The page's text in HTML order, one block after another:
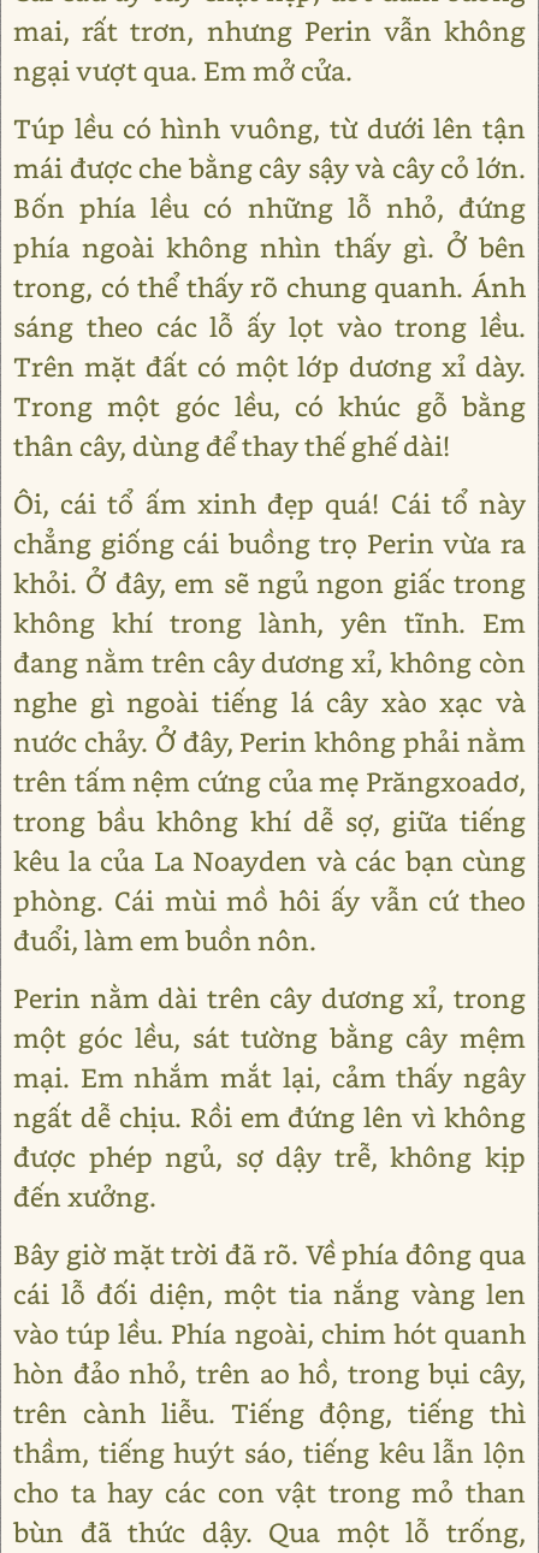
mai, rất trơn, nhưng Perin vẫn không
ngại vượt qua. Em mở cửa.
Túp lều có hình vuông, từ dưới lên tận
mái được che bằng cây sậy và cây cỏ lớn.
Bốn phía lều có những lỗ nhỏ, đứng
phía ngoài không nhìn thấy gì. Ở bên
trong, có thể thấy rõ chung quanh. Ánh
sáng theo các lỗ ấy lọt vào trong lều.
Trên mặt đất có một lớp dương xỉ dày.
Trong một góc lều, có khúc gỗ bằng
thân cây, dùng để thay thế ghế dài!
Ôi, cái tổ ấm xinh đẹp quá! Cái tổ này
chẳng giống cái buồng trọ Perin vừa ra
khỏi. Ở đây, em sẽ ngủ ngon giấc trong
không khí trong lành, yên tĩnh. Em
đang nằm trên cây dương xỉ, không còn
nghe gì ngoài tiếng lá cây xào xạc và
nước chảy. Ở đây, Perin không phải nằm
trên tấm nệm cứng của mẹ Prăngxoadơ,
trong bầu không khí dễ sợ, giữa tiếng
kêu la của La Noayden và các bạn cùng
phòng. Cái mùi mồ hôi ấy vẫn cứ theo
đuổi, làm em buồn nôn.
Perin nằm dài trên cây dương xỉ, trong
một góc lều, sát tường bằng cây mệm
mại. Em nhắm mắt lại, cảm thấy ngây
ngất dễ chịu. Rồi em đứng lên vì không
được phép ngủ, sợ dậy trễ, không kịp
đến xưởng.
Bây giờ mặt trời đã rõ. Về phía đông qua
cái lỗ đối diện, một tia nắng vàng len
vào túp lều. Phía ngoài, chim hót quanh
hòn đảo nhỏ, trên ao hồ, trong bụi cây,
trên cành liễu. Tiếng động, tiếng thì
thầm, tiếng huýt sáo, tiếng kêu lẫn lộn
cho ta hay các con vật trong mỏ than
bùn đã thức dậy. Qua một lỗ trống,